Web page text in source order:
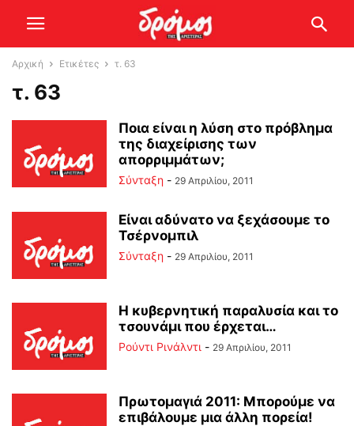
Αρχική Ετικέτες τ. 63
τ. 63
Ποια είναι η λύση στο πρόβλημα
της διαχείρισης των
απορριμμάτων;
Σύνταξη - 29 Απριλίου, 2011
Είναι αδύνατο να ξεχάσουμε το
Τσέρνομπιλ
Σύνταξη - 29 Απριλίου, 2011
Η κυβερνητική παραλυσία και το
τσουνάμι που έρχεται…
Ρούντι Ρινάλντι - 29 Απριλίου, 2011
Πρωτομαγιά 2011: Μπορούμε να
επιβάλουμε μια άλλη πορεία!